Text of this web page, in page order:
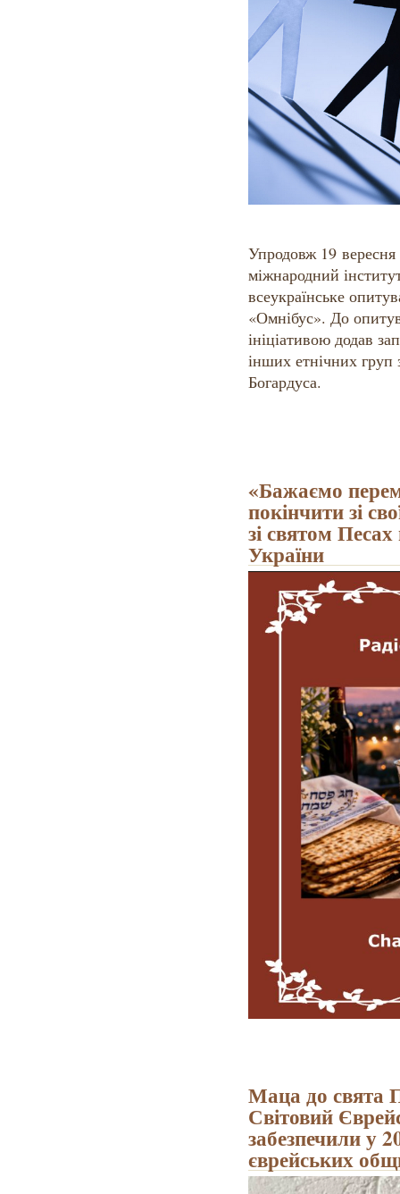
Упродовж 19
міжнародний
всеукраїнське
«Омнібус». До
ініціативою додав
інших етнічних груп
Богардуса.
«Бажаємо
покінчити зі
зі святом
України
Маца до свята
Світовий
забезпечили у
єврейських